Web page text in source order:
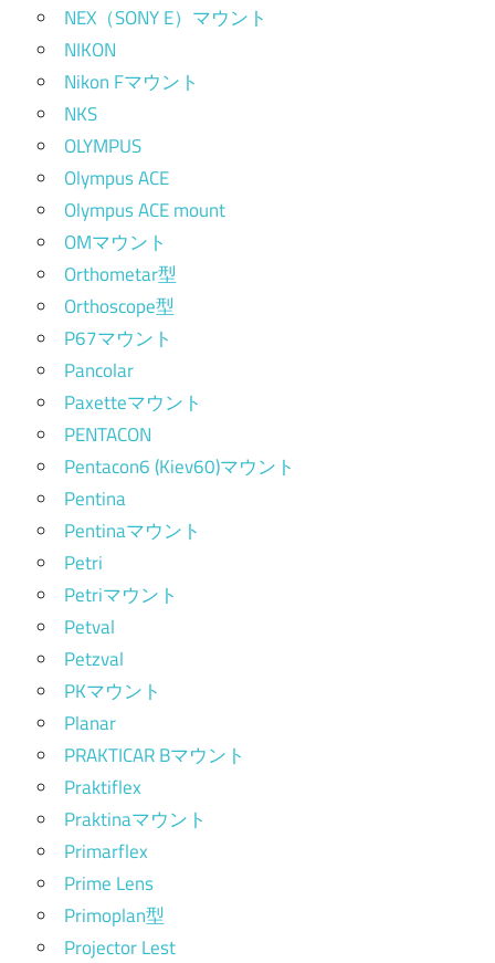
NEX（SONY E）マウント
NIKON
Nikon Fマウント
NKS
OLYMPUS
Olympus ACE
Olympus ACE mount
OMマウント
Orthometar型
Orthoscope型
P67マウント
Pancolar
Paxetteマウント
PENTACON
Pentacon6 (Kiev60)マウント
Pentina
Pentinaマウント
Petri
Petriマウント
Petval
Petzval
PKマウント
Planar
PRAKTICAR Bマウント
Praktiflex
Praktinaマウント
Primarflex
Prime Lens
Primoplan型
Projector Lest